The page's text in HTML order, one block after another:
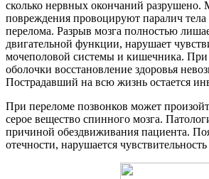
сколько нервных окончаний разрушено.
повреждения провоцируют паралич тела
перелома. Разрыв мозга полностью
двигательной функции, нарушает
мочеполовой системы и кишечника. При
оболочки восстановление здоровья
Пострадавший на всю жизнь остается
При переломе позвонков может
серое вещество спинного мозга.
причиной обездвиживания пациента.
отечности, нарушается